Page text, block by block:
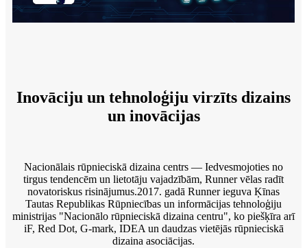
Inovāciju un tehnoloģiju virzīts dizains
un inovācijas
Nacionālais rūpnieciskā dizaina centrs — Iedvesmojoties no
tirgus tendencēm un lietotāju vajadzībām, Runner vēlas radīt
novatoriskus risinājumus.2017. gadā Runner ieguva Ķīnas
Tautas Republikas Rūpniecības un informācijas tehnoloģiju
ministrijas "Nacionālo rūpnieciskā dizaina centru", ko piešķīra arī
iF, Red Dot, G-mark, IDEA un daudzas vietējās rūpnieciskā
dizaina asociācijas.